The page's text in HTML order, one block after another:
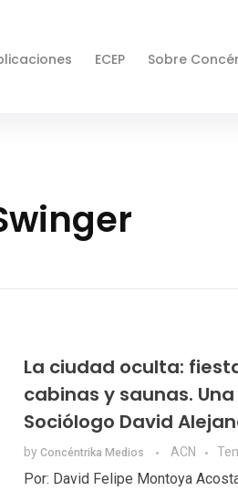
ECEP Sobre
La ciudad oculta:
cabinas y saunas.
Sociólogo David
by Concéntrika Medios ACN
Por: David Felipe Montoya